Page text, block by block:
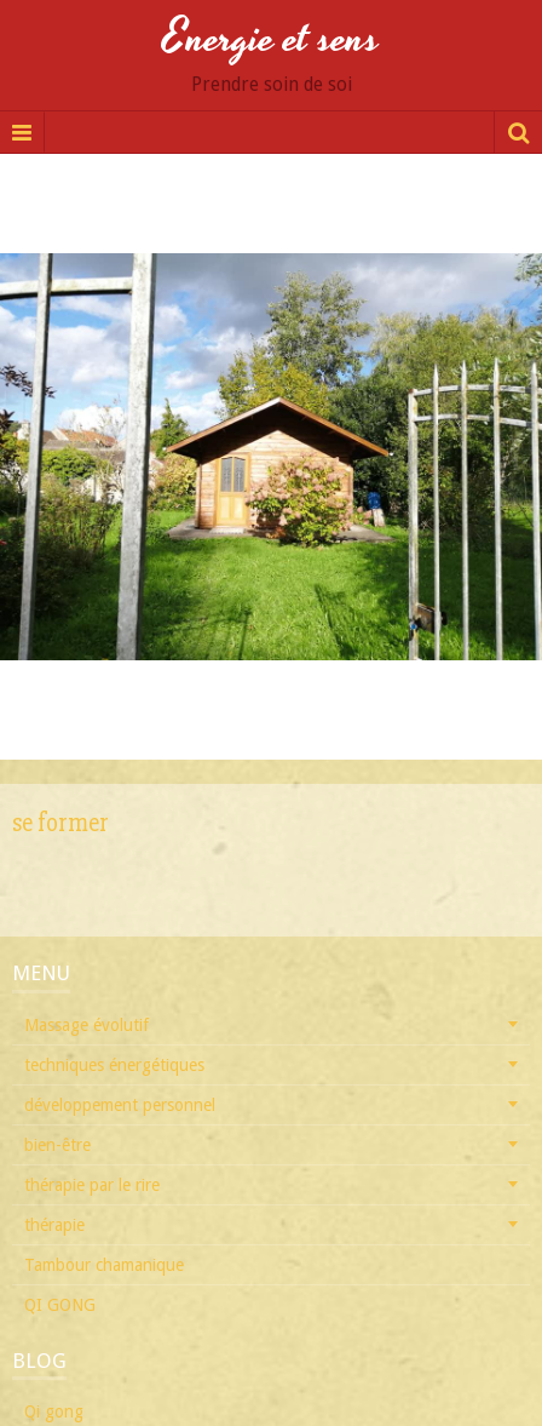
Energie et sens
Prendre soin de soi
se former
MENU
Massage évolutif
techniques énergétiques
développement personnel
bien-être
thérapie par le rire
thérapie
Tambour chamanique
QI GONG
BLOG
Qi gong